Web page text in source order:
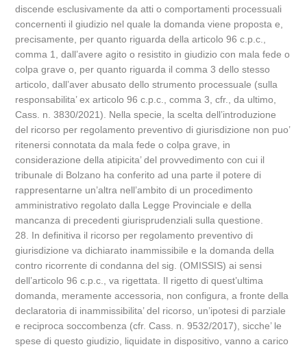
discende esclusivamente da atti o comportamenti processuali
concernenti il giudizio nel quale la domanda viene proposta e,
precisamente, per quanto riguarda della articolo 96 c.p.c.,
comma 1, dall’avere agito o resistito in giudizio con mala fede o
colpa grave o, per quanto riguarda il comma 3 dello stesso
articolo, dall’aver abusato dello strumento processuale (sulla
responsabilita’ ex articolo 96 c.p.c., comma 3, cfr., da ultimo,
Cass. n. 3830/2021). Nella specie, la scelta dell’introduzione
del ricorso per regolamento preventivo di giurisdizione non puo’
ritenersi connotata da mala fede o colpa grave, in
considerazione della atipicita’ del provvedimento con cui il
tribunale di Bolzano ha conferito ad una parte il potere di
rappresentarne un’altra nell’ambito di un procedimento
amministrativo regolato dalla Legge Provinciale e della
mancanza di precedenti giurisprudenziali sulla questione.
28. In definitiva il ricorso per regolamento preventivo di
giurisdizione va dichiarato inammissibile e la domanda della
contro ricorrente di condanna del sig. (OMISSIS) ai sensi
dell’articolo 96 c.p.c., va rigettata. Il rigetto di quest’ultima
domanda, meramente accessoria, non configura, a fronte della
declaratoria di inammissibilita’ del ricorso, un’ipotesi di parziale
e reciproca soccombenza (cfr. Cass. n. 9532/2017), sicche’ le
spese di questo giudizio, liquidate in dispositivo, vanno a carico